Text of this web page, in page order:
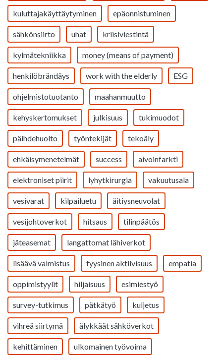
kuluttajakäyttäytyminen epäonnistuminen
sähkönsiirto uhat kriisiviestintä
kylmätekniikka money (means of payment)
henkilöbrändäys work with the elderly ESG
ohjelmistotuotanto maahanmuutto
kehyskertomukset julkisuus tukimuodot
päihdehuolto työntekijät tekoäly
ehkäisymenetelmät success aivoinfarkti
elektroniset piirit lyhytkirurgia vakuutusala
vesivarat kilpailuetu äitiysneuvolat
vesijohtoverkot hitsaus tilinpäätös
jäteasemat langattomat lähiverkot
lisäävä valmistus fyysinen aktiivisuus empatia
oppimistyylit hiljaisuus esimiestyö
survey-tutkimus pätkätyö kuljetus
vihreä siirtymä älykkäät sähköverkot
kehittäminen ulkomainen työvoima